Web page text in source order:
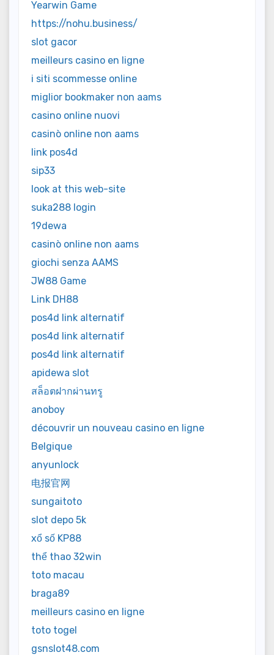
Yearwin Game
https://nohu.business/
slot gacor
meilleurs casino en ligne
i siti scommesse online
miglior bookmaker non aams
casino online nuovi
casinò online non aams
link pos4d
sip33
look at this web-site
suka288 login
19dewa
casinò online non aams
giochi senza AAMS
JW88 Game
Link DH88
pos4d link alternatif
pos4d link alternatif
pos4d link alternatif
apidewa slot
สล็อตฝากผ่านทรู
anoboy
découvrir un nouveau casino en ligne
Belgique
anyunlock
电报官网
sungaitoto
slot depo 5k
xổ số KP88
thể thao 32win
toto macau
braga89
meilleurs casino en ligne
toto togel
gsnslot48.com